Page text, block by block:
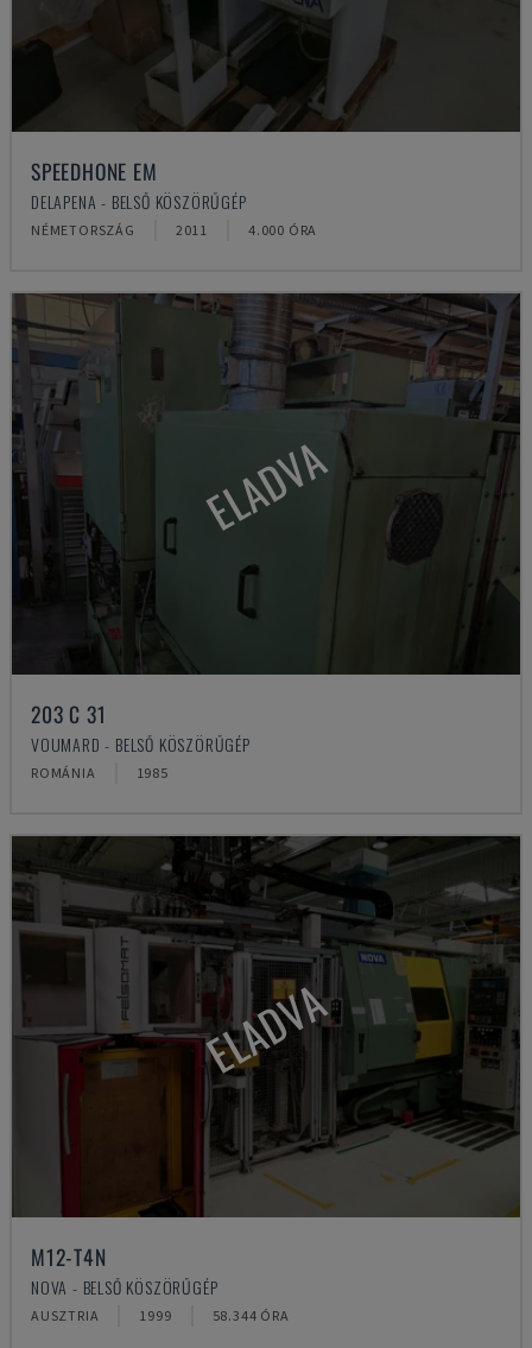
SPEEDHONE EM
DELAPENA - BELSŐ KÖSZÖRŰGÉP
NÉMETORSZÁG 2011 4.000 ÓRA
ELADVA
203 C 31
VOUMARD - BELSŐ KÖSZÖRŰGÉP
ROMÁNIA 1985
ELADVA
M12-T4N
NOVA - BELSŐ KÖSZÖRŰGÉP
AUSZTRIA 1999 58.344 ÓRA